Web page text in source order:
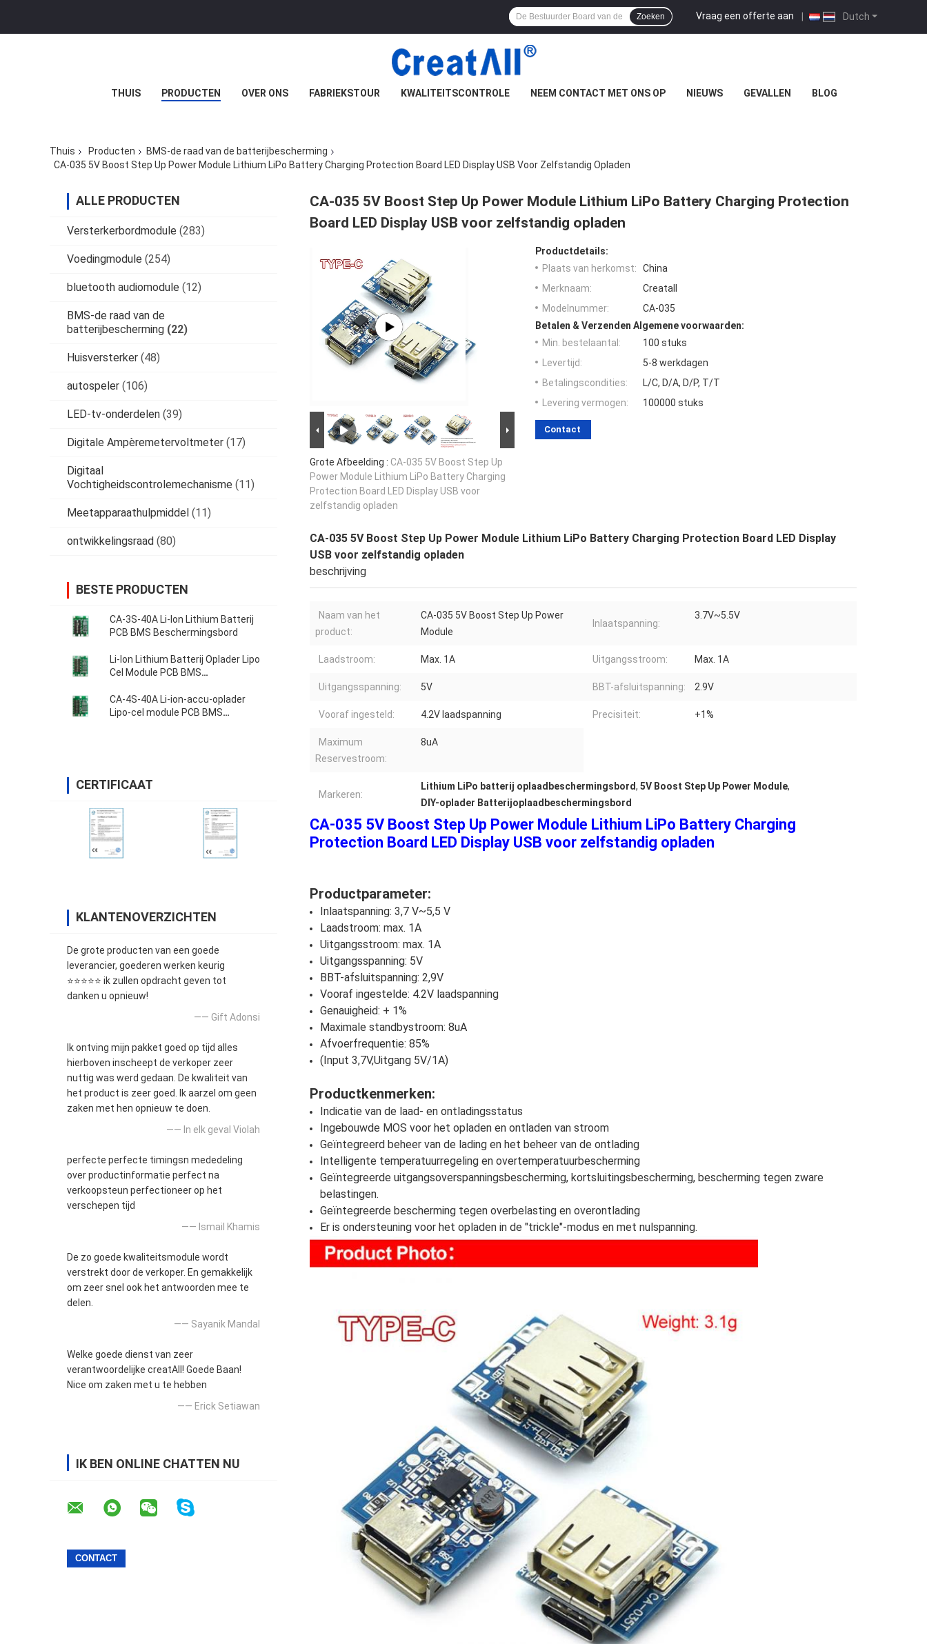
Dutch
Vraag een offerte aan |
Zoeken
THUIS PRODUCTEN OVER ONS FABRIEKSTOUR KWALITEITSCONTROLE NEEM CONTACT MET ONS OP NIEUWS GEVALLEN BLOG
Thuis Producten
BMS-de raad van de batterijbescherming
CA-035 5V Boost Step Up Power Module Lithium LiPo Battery Charging Protection Board LED Display USB Voor Zelfstandig Opladen
ALLE PRODUCTEN
Versterkerbordmodule (283)
Voedingmodule (254)
bluetooth audiomodule (12)
BMS-de raad van de
batterijbescherming (22)
Huisversterker (48)
autospeler (106)
LED-tv-onderdelen (39)
Digitale Ampèremetervoltmeter (17)
Digitaal
Vochtigheidscontrolemechanisme (11)
Meetapparaathulpmiddel (11)
ontwikkelingsraad (80)
BESTE PRODUCTEN
CA-3S-40A Li-Ion Lithium Batterij
PCB BMS Beschermingsbord
Li-Ion Lithium Batterij Oplader Lipo
Cel Module PCB BMS
CA-4S-40A Li-ion-accu-oplader
Lipo-cel module PCB BMS
CERTIFICAAT
KLANTENOVERZICHTEN
De grote producten van een goede
leverancier, goederen werken keurig
⭐⭐⭐⭐⭐ ik zullen opdracht geven tot
danken u opnieuw!
—— Gift Adonsi
Ik ontving mijn pakket goed op tijd alles
hierboven inscheept de verkoper zeer
nuttig was werd gedaan. De kwaliteit van
het product is zeer goed. Ik aarzel om geen
zaken met hen opnieuw te doen.
—— In elk geval Violah
perfecte perfecte timingsn mededeling
over productinformatie perfect na
verkoopsteun perfectioneer op het
verschepen tijd
—— Ismail Khamis
De zo goede kwaliteitsmodule wordt
verstrekt door de verkoper. En gemakkelijk
om zeer snel ook het antwoorden mee te
delen.
—— Sayanik Mandal
Welke goede dienst van zeer
verantwoordelijke creatAll! Goede Baan!
Nice om zaken met u te hebben
—— Erick Setiawan
IK BEN ONLINE CHATTEN NU
CA-035 5V Boost Step Up Power Module Lithium LiPo Battery Charging Protection
Board LED Display USB voor zelfstandig opladen
Grote Afbeelding : CA-035 5V Boost Step Up
Power Module Lithium LiPo Battery Charging
Protection Board LED Display USB voor
zelfstandig opladen
Productdetails:
Plaats van herkomst:
China
Merknaam:
Creatall
Modelnummer:
CA-035
Betalen & Verzenden Algemene voorwaarden:
Min. bestelaantal:
100 stuks
Levertijd:
5-8 werkdagen
Betalingscondities:
L/C, D/A, D/P, T/T
Levering vermogen:
100000 stuks
Contact
CA-035 5V Boost Step Up Power Module Lithium LiPo Battery Charging Protection Board LED Display
USB voor zelfstandig opladen
beschrijving
Naam van het
product:
CA-035 5V Boost Step Up Power
Module
Inlaatspanning:
3.7V~5.5V
Laadstroom: Max. 1A Uitgangsstroom: Max. 1A
Uitgangsspanning: 5V BBT-afsluitspanning: 2.9V
Vooraf ingesteld: 4.2V laadspanning Precisiteit: +1%
Maximum
Reservestroom:
8uA
Markeren:
Lithium LiPo batterij oplaadbeschermingsbord, 5V Boost Step Up Power Module,
DIY-oplader Batterijoplaadbeschermingsbord
CA-035 5V Boost Step Up Power Module Lithium LiPo Battery Charging
Protection Board LED Display USB voor zelfstandig opladen
Productparameter:
Inlaatspanning: 3,7 V~5,5 V
Laadstroom: max. 1A
Uitgangsstroom: max. 1A
Uitgangsspanning: 5V
BBT-afsluitspanning: 2,9V
Vooraf ingestelde: 4.2V laadspanning
Genauigheid: + 1%
Maximale standbystroom: 8uA
Afvoerfrequentie: 85%
(Input 3,7V,Uitgang 5V/1A)
Productkenmerken:
Indicatie van de laad- en ontladingsstatus
Ingebouwde MOS voor het opladen en ontladen van stroom
Geïntegreerd beheer van de lading en het beheer van de ontlading
Intelligente temperatuurregeling en overtemperatuurbescherming
Geïntegreerde uitgangsoverspanningsbescherming, kortsluitingsbescherming, bescherming tegen zware
belastingen.
Geïntegreerde bescherming tegen overbelasting en overontlading
Er is ondersteuning voor het opladen in de "trickle"-modus en met nulspanning.